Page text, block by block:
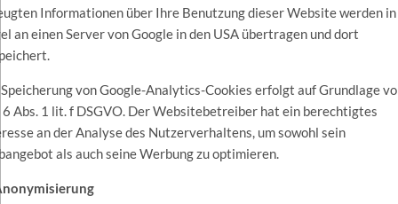
Informationen über Ihre Benutzung dieser Website werden
an einen Server von Google in den USA übertragen und dort
von Google-Analytics-Cookies erfolgt auf Grundlage
Abs. 1 lit. f DSGVO. Der Websitebetreiber hat ein berechtigtes
an der Analyse des Nutzerverhaltens, um sowohl sein
als auch seine Werbung zu optimieren.